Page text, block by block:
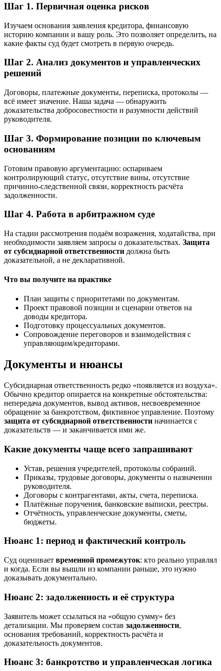
Шаг 1. Первичная оценка рисков
Изучаем основания заявления кредитора, финансовую
историю компании и вашу роль. Это позволяет определить, на
какие факты суд будет смотреть в первую очередь.
Шаг 2. Анализ документов и управленческих
решений
Договоры, платежные документы, переписка, протоколы —
всё имеет значение. Наша задача — обнаружить
доказательства добросовестности и разумности действий
руководителя.
Шаг 3. Формирование позиции по ключевым
основаниям
Готовим правовую аргументацию: оспариваем
контролирующий статус, отсутствие вины, отсутствие
причинно-следственной связи, корректность расчёта
задолженности.
Шаг 4. Работа в арбитражном суде
На стадии рассмотрения подаём возражения, ходатайства, при
необходимости заявляем запросы о доказательствах. Защита
от субсидиарной ответственности должна быть
доказательной, а не декларативной.
Что вы получите на практике
План защиты с приоритетами по документам.
Проект правовой позиции и сценарии ответов на
доводы кредитора.
Подготовку процессуальных документов.
Сопровождение переговоров и взаимодействия с
управляющим/кредиторами.
Документы и нюансы
Субсидиарная ответственность редко «появляется из воздуха».
Обычно кредитор опирается на конкретные обстоятельства:
непередача документов, вывод активов, несвоевременное
обращение за банкротством, фиктивное управление. Поэтому
защита от субсидиарной ответственности начинается с
доказательств — и заканчивается ими же.
Какие документы чаще всего запрашивают
Устав, решения учредителей, протоколы собраний.
Приказы, трудовые договоры, документы о назначении
руководителя.
Договоры с контрагентами, акты, счета, переписка.
Платёжные поручения, банковские выписки, реестры.
Отчётность, управленческие документы, сметы,
бюджеты.
Нюанс 1: период и фактический контроль
Суд оценивает временной промежуток: кто реально управлял
и когда. Если вы вышли из компании раньше, это нужно
доказывать документально.
Нюанс 2: задолженность и её структура
Заявитель может ссылаться на «общую сумму» без
детализации. Мы проверяем состав задолженности,
основания требований, корректность расчёта и
доказательность документов.
Нюанс 3: банкротство и управленческая логика